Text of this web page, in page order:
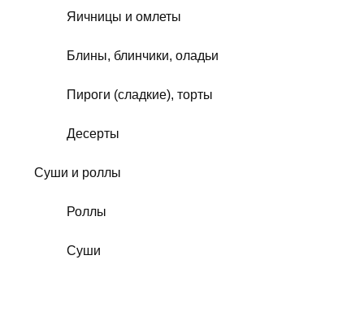
Яичницы и омлеты
Блины, блинчики, оладьи
Пироги (сладкие), торты
Десерты
Суши и роллы
Роллы
Суши